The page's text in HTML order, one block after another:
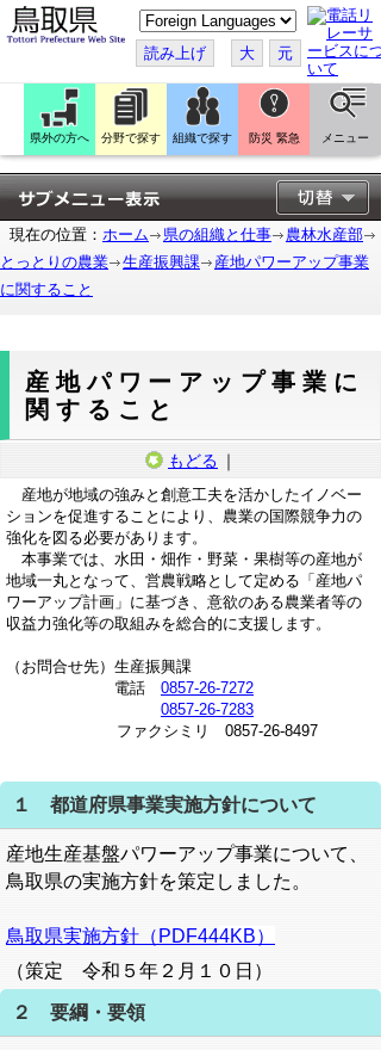
こ
の
ペ
ー
ジ
翻
訳
す
る
読み上げ 大 元
県外の方へ 分野で探す 組織で探す 防災 緊急 メニュー
現在の位置： ホーム 県の組織と仕事
農林水産部
とっとりの農業
生産振興課
産地パワーアップ事業
に関すること
産地パワーアップ事業に
関すること
もどる ｜
産地が地域の強みと創意工夫を活かしたイノベー
ションを促進することにより、農業の国際競争力の
強化を図る必要があります。
本事業では、水田・畑作・野菜・果樹等の産地が
地域一丸となって、営農戦略として定める「産地パ
ワーアップ計画」に基づき、意欲のある農業者等の
収益力強化等の取組みを総合的に支援します。
（お問合せ先）生産振興課
電話 0857-26-7272
0857-26-7283
ファクシミリ 0857-26-8497
１ 都道府県事業実施方針について
産地生産基盤パワーアップ事業について、
鳥取県の実施方針を策定しました。
鳥取県実施方針（PDF444KB）
（策定 令和５年２月１０日）
２ 要綱・要領